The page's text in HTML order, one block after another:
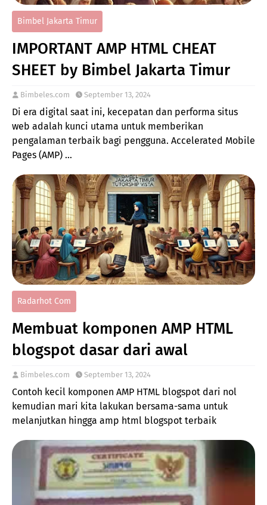
Bimbel Jakarta Timur
IMPORTANT AMP HTML CHEAT
SHEET by Bimbel Jakarta Timur
Bimbeles.com September 13, 2024
Di era digital saat ini, kecepatan dan performa situs
web adalah kunci utama untuk memberikan
pengalaman terbaik bagi pengguna. Accelerated Mobile
Pages (AMP) …
Radarhot Com
Membuat komponen AMP HTML
blogspot dasar dari awal
Bimbeles.com September 13, 2024
Contoh kecil komponen AMP HTML blogspot dari nol
kemudian mari kita lakukan bersama-sama untuk
melanjutkan hingga amp html blogspot terbaik